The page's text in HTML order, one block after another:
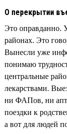
О перекрытии
Это оправданно.
районах. Это
Вынесли уже
понимаю
центральные
лекарствами.
ни ФАПов, ни
поездки к
а вот для людей